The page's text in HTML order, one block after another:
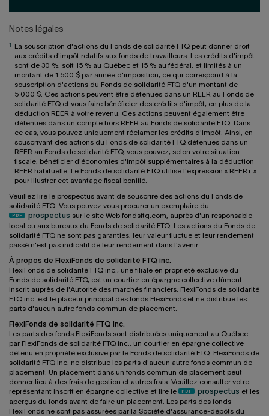
Notes légales
La souscription d'actions du Fonds de solidarité FTQ peut donner droit
aux crédits d'impôt relatifs aux fonds de travailleurs. Les crédits d'impôt
sont de 30 %, soit 15 % au Québec et 15 % au fédéral, et limités à un
montant de 1 500 $ par année d'imposition, ce qui correspond à la
souscription d'actions du Fonds de solidarité FTQ d'un montant de
5 000 $. Ces actions peuvent être détenues dans un REER au Fonds de
solidarité FTQ et vous faire bénéficier des crédits d'impôt, en plus de la
déduction REER à votre revenu. Ces actions peuvent également être
détenues dans un compte hors REER au Fonds de solidarité FTQ. Dans
ce cas, vous pouvez uniquement réclamer les crédits d'impôt. Ainsi, en
souscrivant des actions du Fonds de solidarité FTQ détenues dans un
REER au Fonds de solidarité FTQ, vous pouvez, selon votre situation
fiscale, bénéficier d'économies d'impôt supplémentaires à la déduction
REER habituelle. Le Fonds de solidarité FTQ utilise l'expression « REER+ »
pour illustrer cet avantage fiscal bonifié.
Veuillez lire le prospectus avant de souscrire des actions du Fonds de
solidarité FTQ. Vous pouvez vous procurer un exemplaire du
prospectus sur le site Web fondsftq.com, auprès d'un responsable
local ou aux bureaux du Fonds de solidarité FTQ. Les actions du Fonds de
solidarité FTQ ne sont pas garanties, leur valeur fluctue et leur rendement
passé n'est pas indicatif de leur rendement dans l'avenir.
À propos de FlexiFonds de solidarité FTQ inc.
FlexiFonds de solidarité FTQ inc., une filiale en propriété exclusive du
Fonds de solidarité FTQ, est un courtier en épargne collective dûment
inscrit auprès de l'Autorité des marchés financiers. FlexiFonds de solidarité
FTQ inc. est le placeur principal des fonds FlexiFonds et ne distribue les
parts d'aucun autre fonds commun de placement.
FlexiFonds de solidarité FTQ inc.
Les parts des fonds FlexiFonds sont distribuées uniquement au Québec
par FlexiFonds de solidarité FTQ inc., un courtier en épargne collective
détenu en propriété exclusive par le Fonds de solidarité FTQ. FlexiFonds de
solidarité FTQ inc. ne distribue les parts d'aucun autre fonds commun de
placement. Un placement dans un fonds commun de placement peut
donner lieu à des frais de gestion et autres frais. Veuillez consulter votre
représentant inscrit en épargne collective et lire le
prospectus et les
aperçus du fonds avant de faire un placement. Les parts des fonds
FlexiFonds ne sont pas assurées par la Société d'assurance-dépôts du